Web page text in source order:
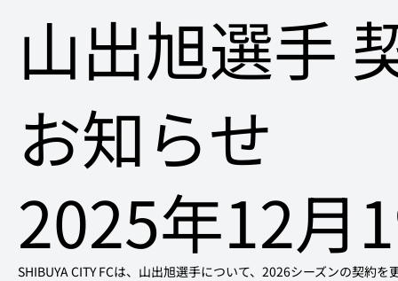
山出旭選手
お知らせ
2025年12月
SHIBUYA CITY FCは、山出旭選手について、2026シーズンの契約